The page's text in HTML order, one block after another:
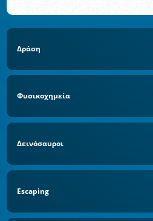
Δράση
Φυσικοχημεία
Δεινόσαυροι
Escaping